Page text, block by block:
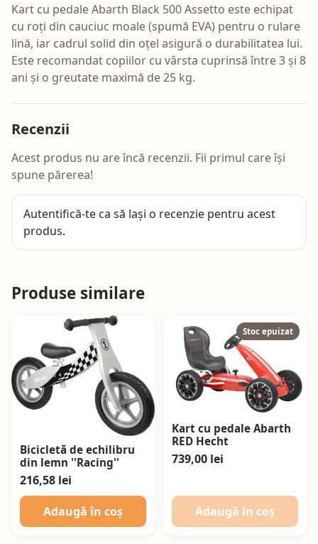
Kart cu pedale Abarth Black 500 Assetto este echipat
cu roți din cauciuc moale (spumă EVA) pentru o rulare
lină, iar cadrul solid din oțel asigură o durabilitatea lui.
Este recomandat copiilor cu vârsta cuprinsă între 3 și 8
ani și o greutate maximă de 25 kg.
Recenzii
Acest produs nu are încă recenzii. Fii primul care își
spune părerea!
Autentifică-te ca să lași o recenzie pentru acest
produs.
Produse similare
Bicicletă de echilibru
din lemn ''Racing''
216,58 lei
Adaugă în coș
Stoc epuizat
Kart cu pedale Abarth
RED Hecht
739,00 lei
Adaugă în coș